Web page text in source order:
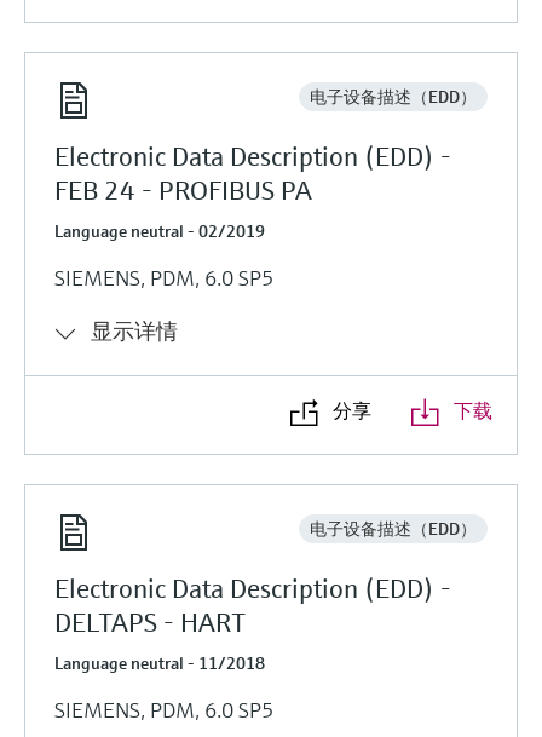
电子设备描述（EDD）
Electronic Data Description (EDD) -
FEB 24 - PROFIBUS PA
Language neutral - 02/2019
SIEMENS, PDM, 6.0 SP5
显示详情
分享 下载
电子设备描述（EDD）
Electronic Data Description (EDD) -
DELTAPS - HART
Language neutral - 11/2018
SIEMENS, PDM, 6.0 SP5